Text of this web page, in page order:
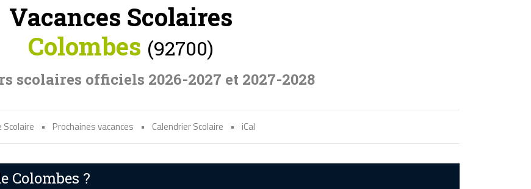
Vacances Scolaires
Colombes (92700)
scolaires officiels 2026-2027 et 2027-2028
Scolaire • Prochaines vacances • Calendrier Scolaire • iCal
Colombes ?